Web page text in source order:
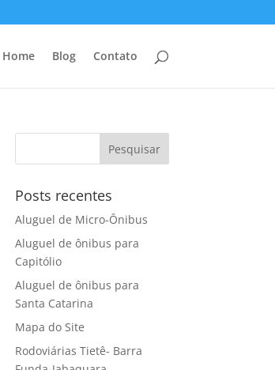
Home Blog Contato
Posts recentes
Aluguel de Micro-Ônibus
Aluguel de ônibus para
Capitólio
Aluguel de ônibus para
Santa Catarina
Mapa do Site
Rodoviárias Tietê- Barra